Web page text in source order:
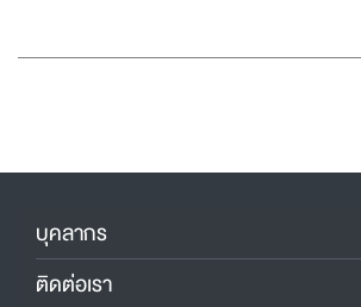
บุคลากร
ติดต่อเรา